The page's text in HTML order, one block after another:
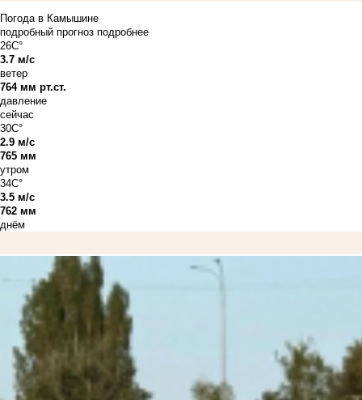
Погода в Камышине
подробный прогноз подробнее
26C°
3.7 м/с
ветер
764 мм рт.ст.
давление
сейчас
30C°
2.9 м/с
765 мм
утром
34C°
3.5 м/с
762 мм
днём